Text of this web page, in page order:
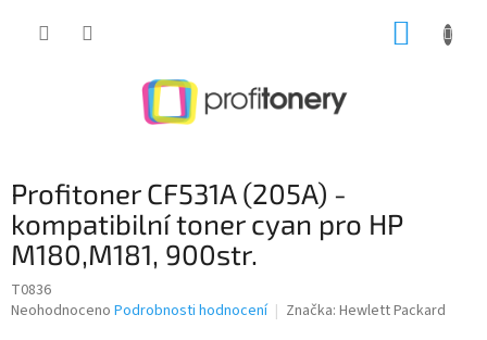
Profitoner CF531A (205A) -
kompatibilní toner cyan pro HP
M180,M181, 900str.
T0836
Průměrné
Neohodnoceno Podrobnosti hodnocení Značka: Hewlett Packard